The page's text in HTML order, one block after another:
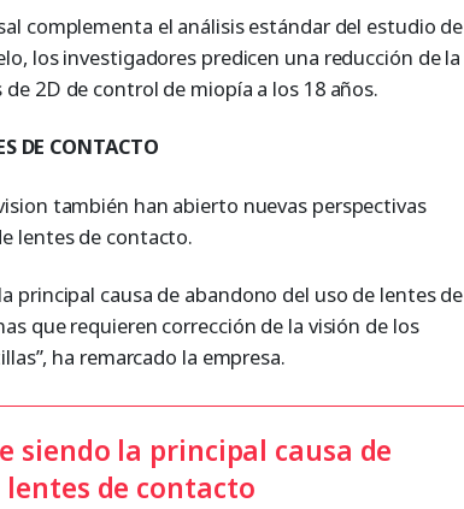
complementa el análisis estándar del estudio de
los investigadores predicen una reducción de la
2D de control de miopía a los 18 años.
DE CONTACTO
también han abierto nuevas perspectivas
lentes de contacto.
principal causa de abandono del uso de lentes de
que requieren corrección de la visión de los
ha remarcado la empresa.
siendo la principal causa de
de contacto